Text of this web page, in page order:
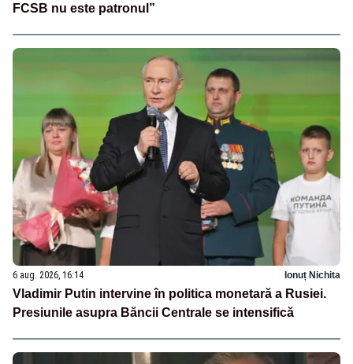
FCSB nu este patronul”
6 aug. 2026, 16:14 Ionuț Nichita
Vladimir Putin intervine în politica monetară a Rusiei.
Presiunile asupra Băncii Centrale se intensifică